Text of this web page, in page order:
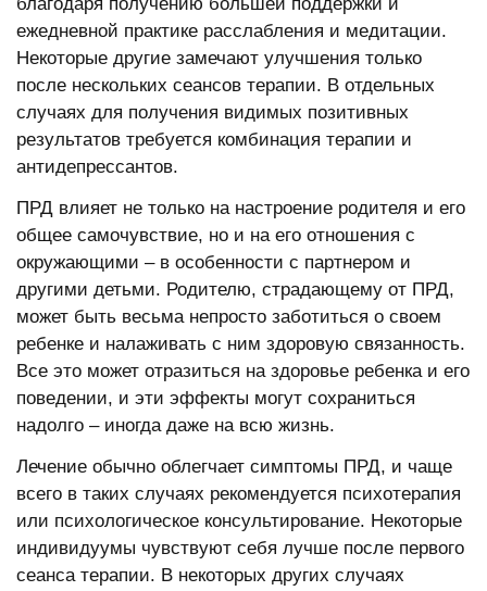
ежедневной практике расслабления и медитации.
Некоторые другие замечают улучшения только
после нескольких сеансов терапии. В отдельных
случаях для получения видимых позитивных
результатов требуется комбинация терапии и
антидепрессантов.
ПРД влияет не только на настроение родителя и его
общее самочувствие, но и на его отношения с
окружающими – в особенности с партнером и
другими детьми. Родителю, страдающему от ПРД,
может быть весьма непросто заботиться о своем
ребенке и налаживать с ним здоровую связанность.
Все это может отразиться на здоровье ребенка и его
поведении, и эти эффекты могут сохраниться
надолго – иногда даже на всю жизнь.
Лечение обычно облегчает симптомы ПРД, и чаще
всего в таких случаях рекомендуется психотерапия
или психологическое консультирование. Некоторые
индивидуумы чувствуют себя лучше после первого
сеанса терапии. В некоторых других случаях